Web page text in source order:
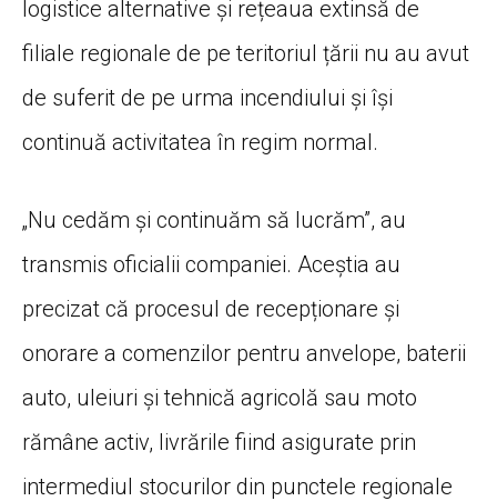
logistice alternative și rețeaua extinsă de
filiale regionale de pe teritoriul țării nu au avut
de suferit de pe urma incendiului și își
continuă activitatea în regim normal.
„Nu cedăm și continuăm să lucrăm”, au
transmis oficialii companiei. Aceștia au
precizat că procesul de recepționare și
onorare a comenzilor pentru anvelope, baterii
auto, uleiuri și tehnică agricolă sau moto
rămâne activ, livrările fiind asigurate prin
intermediul stocurilor din punctele regionale